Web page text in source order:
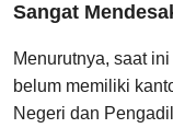
Sangat
Menurutnya, saat
belum memiliki
Negeri dan